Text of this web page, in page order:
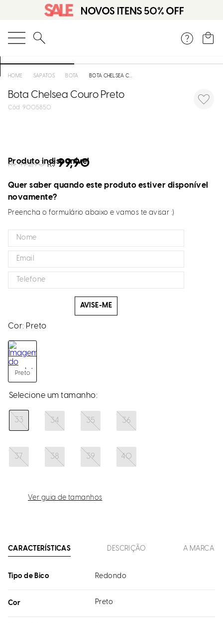
O que você está procurando?
SAPATOS BOTA BOTA CHELSEA COURO PRETO
Bota Chelsea Couro Preto
: 9005850
R$ 492,90 R$ 99,90
Produto indisponível
Quer saber quando este produto estiver disponível
novamente?
Preencha o formulário abaixo e vamos te avisar :)
AVISE-ME
Cor: Preto
Preto
33 34 35 36
37 38 39 40
Ver guia de tamanhos
CARACTERÍSTICAS DESCRIÇÃO A MARCA
Tipo de Bico Redondo
Cor Preto